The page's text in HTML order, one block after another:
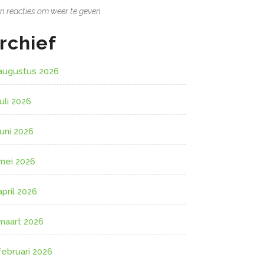
reacties om weer te geven.
2026
2026
2026
2026
2026
2026
2026